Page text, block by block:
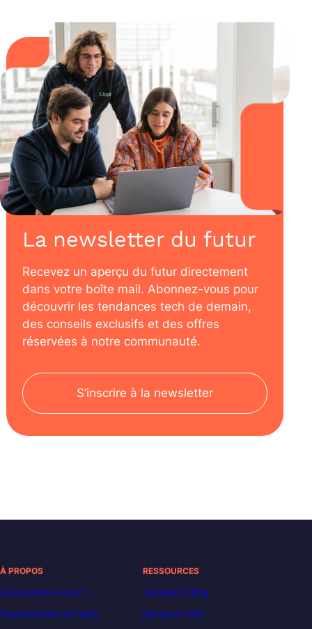
La newsletter du futur
Recevez un aperçu du futur directement
dans votre boîte mail. Abonnez-vous pour
découvrir les tendances tech de demain,
des conseils exclusifs et des offres
réservées à notre communauté.
S’inscrire à la newsletter
À PROPOS
Qui sommes-nous ?
Financements et tarifs
RESSOURCES
Decoded | Blog
Découvrir n8n